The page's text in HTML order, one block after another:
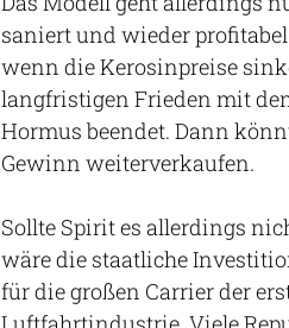
saniert und wieder
wenn die Kerosinpreise
langfristigen Frieden mit
Hormus beendet. Dann
Gewinn weiterverkaufen.
Sollte Spirit es allerdings
wäre die staatliche
für die großen Carrier der